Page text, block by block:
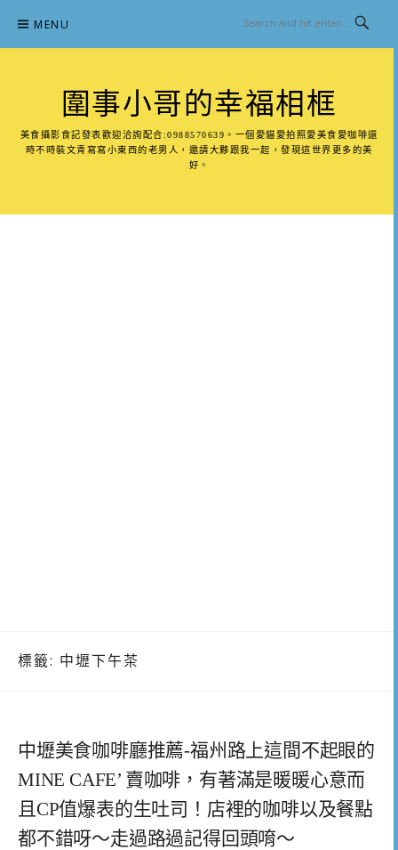
content
MENU
圍事小哥的幸福相框
美食攝影食記發表歡迎洽詢配合:0988570639。一個愛貓愛拍照愛美食愛咖啡還
時不時裝文青寫寫小東西的老男人，邀請大夥跟我一起，發現這世界更多的美
好。
標籤: 中壢下午茶
中壢美食咖啡廳推薦-福州路上這間不起眼的
MINE CAFE’ 賣咖啡，有著滿是暖暖心意而
且CP值爆表的生吐司！店裡的咖啡以及餐點
都不錯呀～走過路過記得回頭唷～